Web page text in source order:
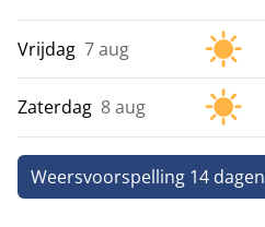
Vrijdag 7 aug
Zaterdag 8 aug
Weersvoorspelling 14 dagen